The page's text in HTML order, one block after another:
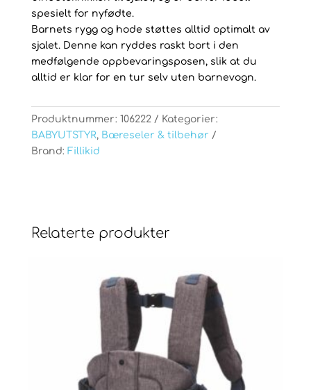
spesielt for nyfødte.
Barnets rygg og hode støttes alltid optimalt av
sjalet. Denne kan ryddes raskt bort i den
medfølgende oppbevaringsposen, slik at du
alltid er klar for en tur selv uten barnevogn.
Produktnummer: 106222
Kategorier:
BABYUTSTYR, Bæreseler & tilbehør
Brand: Fillikid
Relaterte produkter